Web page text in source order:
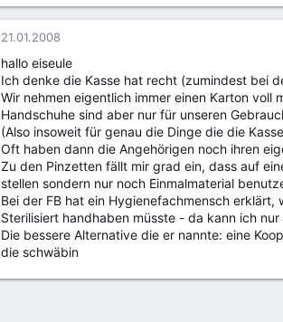
21.01.2008
hallo eiseule
Ich denke die Kasse hat recht (zumindest bei
Wir nehmen eigentlich immer einen Karton
Handschuhe sind aber nur für unseren
(Also insoweit für genau die Dinge die die
Oft haben dann die Angehörigen noch ihren
Zu den Pinzetten fällt mir grad ein, dass auf
stellen sondern nur noch Einmalmaterial
Bei der FB hat ein Hygienefachmensch
Sterilisiert handhaben müsste - da kann ich
Die bessere Alternative die er nannte: eine
die schwäbin